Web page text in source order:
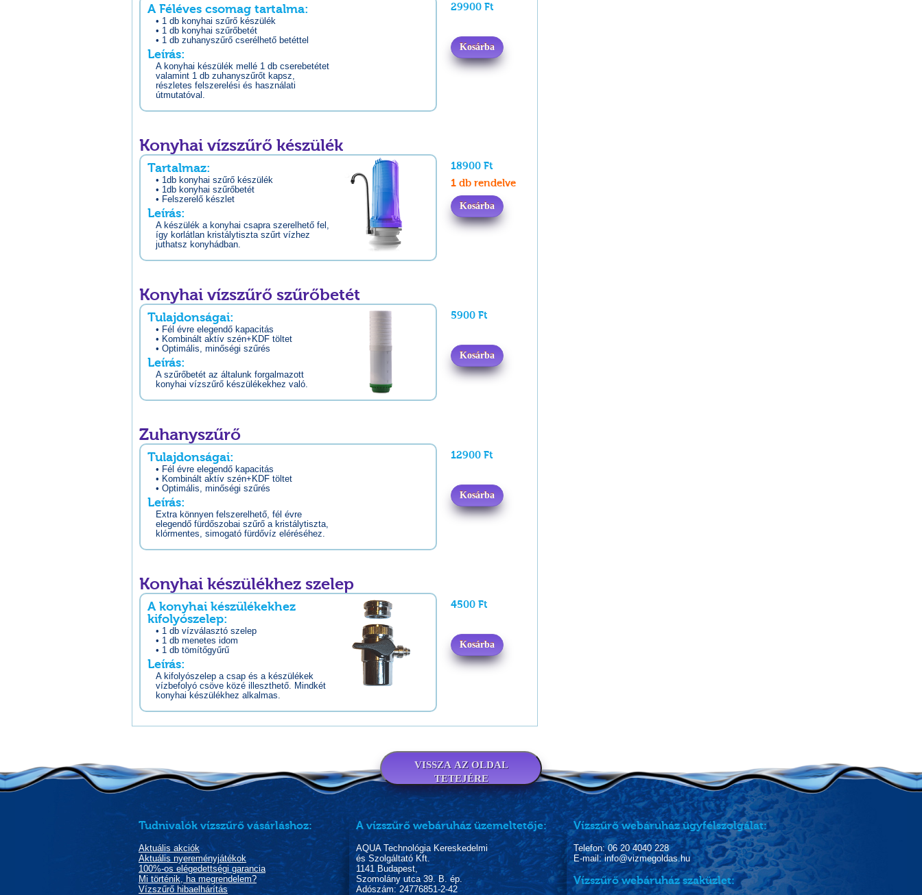
A Féléves csomag tartalma:
• 1 db konyhai szűrő készülék
• 1 db konyhai szűrőbetét
• 1 db zuhanyszűrő cserélhető betéttel
Leírás:
A konyhai készülék mellé 1 db cserebetétet
valamint 1 db zuhanyszűrőt kapsz,
részletes felszerelési és használati
útmutatóval.
29900 Ft
Kosárba
Konyhai vízszűrő készülék
Tartalmaz:
• 1db konyhai szűrő készülék
• 1db konyhai szűrőbetét
• Felszerelő készlet
Leírás:
A készülék a konyhai csapra szerelhető fel,
így korlátlan kristálytiszta szűrt vízhez
juthatsz konyhádban.
18900 Ft
1 db rendelve
Kosárba
Konyhai vízszűrő szűrőbetét
Tulajdonságai:
• Fél évre elegendő kapacitás
• Kombinált aktív szén+KDF töltet
• Optimális, minőségi szűrés
Leírás:
A szűrőbetét az általunk forgalmazott
konyhai vízszűrő készülékekhez való.
5900 Ft
Kosárba
Zuhanyszűrő
Tulajdonságai:
• Fél évre elegendő kapacitás
• Kombinált aktív szén+KDF töltet
• Optimális, minőségi szűrés
Leírás:
Extra könnyen felszerelhető, fél évre
elegendő fürdőszobai szűrő a kristálytiszta,
klórmentes, simogató fürdővíz eléréséhez.
12900 Ft
Kosárba
Konyhai készülékhez szelep
A konyhai készülékekhez
kifolyószelep:
• 1 db vízválasztó szelep
• 1 db menetes idom
• 1 db tömítőgyűrű
Leírás:
A kifolyószelep a csap és a készülékek
vízbefolyó csöve közé illeszthető. Mindkét
konyhai készülékhez alkalmas.
4500 Ft
Kosárba
VISSZA AZ OLDAL
TETEJÉRE
Tudnivalók vízszűrő vásárláshoz:
Aktuális akciók
Aktuális nyereményjátékok
100%-os elégedettségi garancia
Mi történik, ha megrendelem?
Vízszűrő hibaelhárítás
A vízszűrő webáruház üzemeltetője:
AQUA Technológia Kereskedelmi
és Szolgáltató Kft.
1141 Budapest,
Szomolány utca 39. B. ép.
Adószám: 24776851-2-42
Vízszűrő webáruház ügyfélszolgálat:
Telefon: 06 20 4040 228
E-mail: info@vizmegoldas.hu
Vízszűrő webáruház szaküzlet: